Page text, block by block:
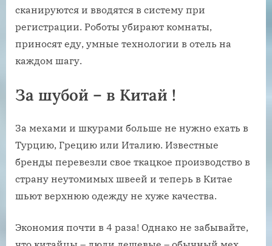
сканируются и вводятся в систему при
регистрации. Роботы убирают комнаты,
приносят еду, умные технологии в отель на
каждом шагу.
За шубой – в Китай !
За мехами и шкурами больше не нужно ехать в
Турцию, Грецию или Италию. Известные
бренды перевезли свое ткацкое производство в
страну неутомимых швеей и теперь в Китае
шьют верхнюю одежду не хуже качества.
Экономия почти в 4 раза! Однако не забывайте,